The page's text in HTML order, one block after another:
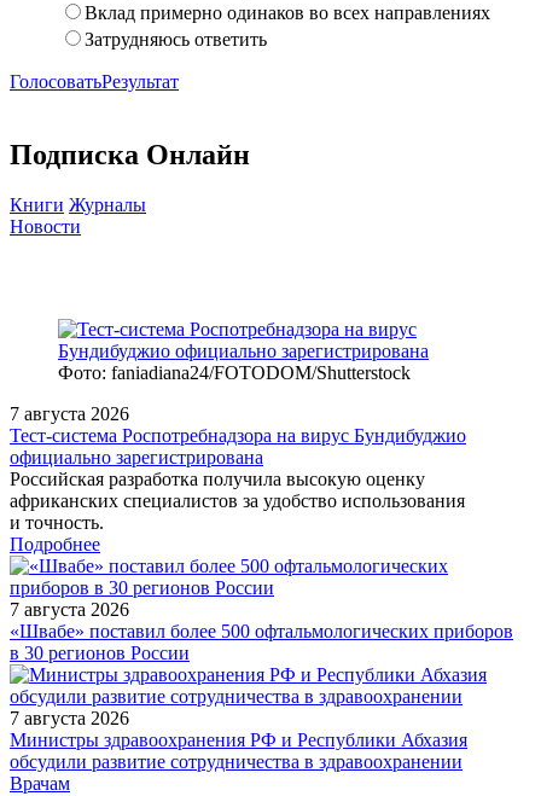
Вклад примерно одинаков во всех направлениях
Затрудняюсь ответить
ГолосоватьРезультат
Подписка Онлайн
Книги Журналы
Новости
Фото: faniadiana24/FOTODOM/Shutterstock
7 августа 2026
Тест‑система Роспотребнадзора на вирус Бундибуджио
официально зарегистрирована
Российская разработка получила высокую оценку
африканских специалистов за удобство использования
и точность.
Подробнее
7 августа 2026
«Швабе» поставил более 500 офтальмологических приборов
в 30 регионов России
7 августа 2026
Министры здравоохранения РФ и Республики Абхазия
обсудили развитие сотрудничества в здравоохранении
/doctor/pediatrics/Pishchevaya_allergiya/
Врачам